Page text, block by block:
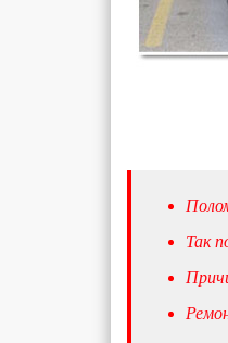
Так